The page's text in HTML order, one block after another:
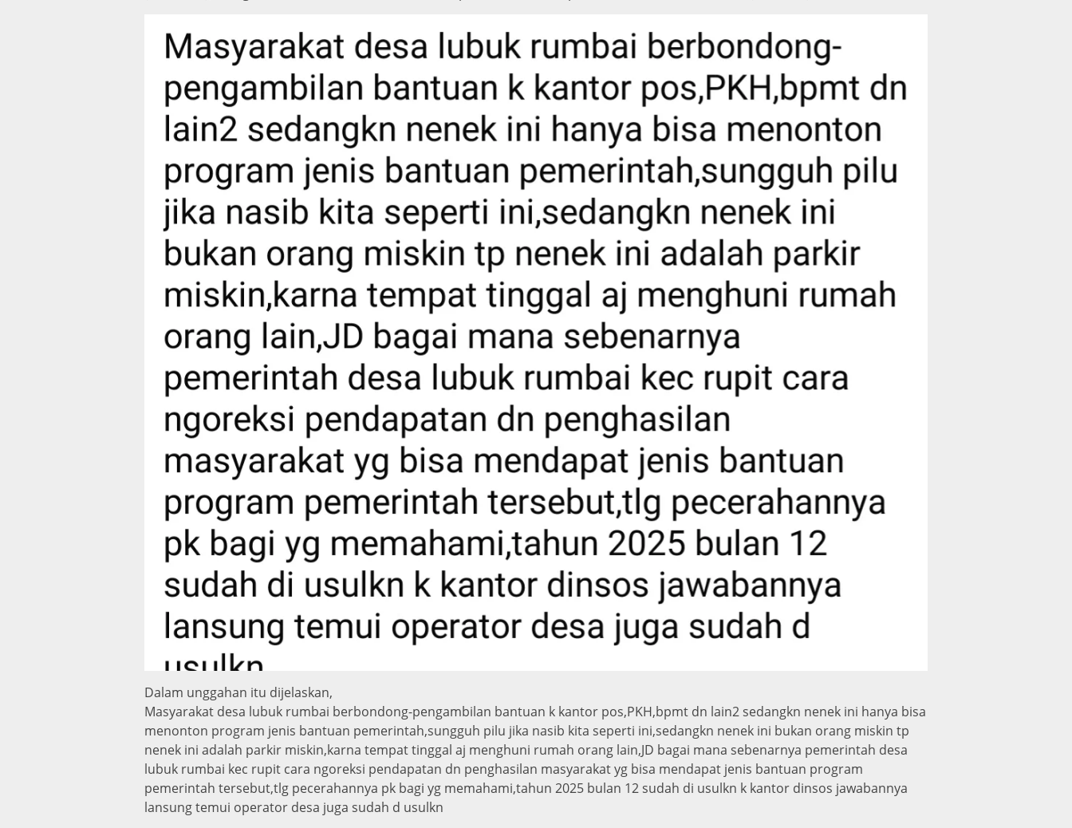
Dalam unggahan itu dijelaskan,
Masyarakat desa lubuk rumbai berbondong-pengambilan bantuan k kantor pos,PKH,bpmt dn lain2 sedangkn nenek ini hanya bisa
menonton program jenis bantuan pemerintah,sungguh pilu jika nasib kita seperti ini,sedangkn nenek ini bukan orang miskin tp
nenek ini adalah parkir miskin,karna tempat tinggal aj menghuni rumah orang lain,JD bagai mana sebenarnya pemerintah desa
lubuk rumbai kec rupit cara ngoreksi pendapatan dn penghasilan masyarakat yg bisa mendapat jenis bantuan program
pemerintah tersebut,tlg pecerahannya pk bagi yg memahami,tahun 2025 bulan 12 sudah di usulkn k kantor dinsos jawabannya
lansung temui operator desa juga sudah d usulkn